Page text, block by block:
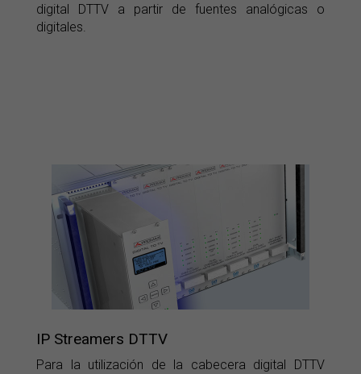
digital DTTV a partir de fuentes analógicas o
digitales.
IP Streamers DTTV
Para la utilización de la cabecera digital DTTV